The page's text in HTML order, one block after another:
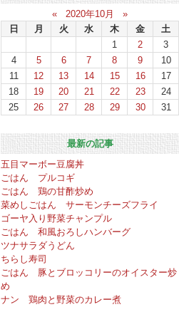
«
2020年10月
»
日
月 火 水 木 金
土
1
2
3
4
5 6 7 8 9
10
11
12 13 14 15 16
17
18
19 20 21 22 23
24
25
26 27 28 29 30 31
最新の記事
五目マーボー豆腐丼
ごはん プルコギ
ごはん 鶏の甘酢炒め
菜めしごはん サーモンチーズフライ
ゴーヤ入り野菜チャンプル
ごはん 和風おろしハンバーグ
ツナサラダうどん
ちらし寿司
ごはん 豚とブロッコリーのオイスター炒
め
ナン 鶏肉と野菜のカレー煮